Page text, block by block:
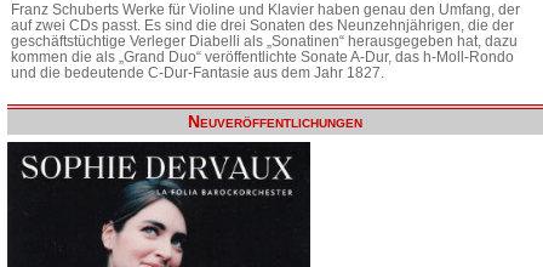
Franz Schuberts Werke für Violine und Klavier haben genau den Umfang, der
auf zwei CDs passt. Es sind die drei Sonaten des Neunzehnjährigen, die der
geschäftstüchtige Verleger Diabelli als „Sonatinen“ herausgegeben hat, dazu
kommen die als „Grand Duo“ veröffentlichte Sonate A-Dur, das h-Moll-Rondo
und die bedeutende C-Dur-Fantasie aus dem Jahr 1827.
Neuveröffentlichungen